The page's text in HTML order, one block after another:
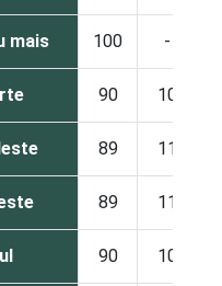
mais 100 -
90 10
89 11
89 11
90 10